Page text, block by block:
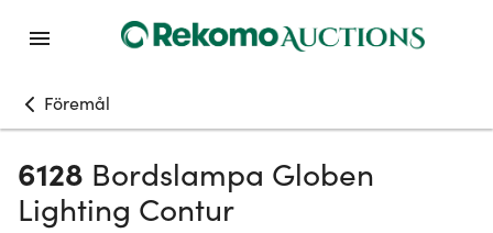
Föremål
6128 Bordslampa Globen
Lighting Contur